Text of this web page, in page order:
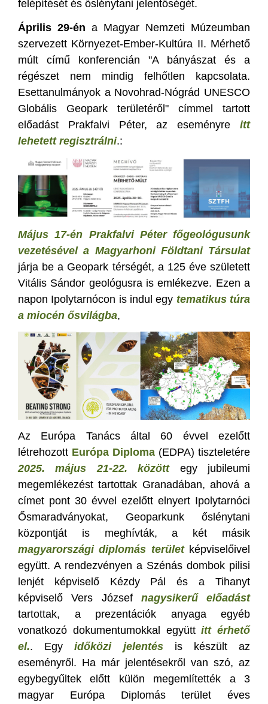
felépítését és őslénytani jelentőségét.
Április 29-én a Magyar Nemzeti Múzeumban
szervezett Környezet-Ember-Kultúra II. Mérhető
múlt című konferencián "A bányászat és a
régészet nem mindig felhőtlen kapcsolata.
Esettanulmányok a Novohrad-Nógrád UNESCO
Globális Geopark területéről" címmel tartott
előadást Prakfalvi Péter, az eseményre itt
lehetett regisztrálni.:
Május 17-én Prakfalvi Péter főgeológusunk
vezetésével a Magyarhoni Földtani Társulat
járja be a Geopark térségét, a 125 éve született
Vitális Sándor geológusra is emlékezve. Ezen a
napon Ipolytarnócon is indul egy tematikus túra
a miocén ősvilágba,
Az Európa Tanács által 60 évvel ezelőtt
létrehozott Európa Diploma (EDPA) tiszteletére
2025. május 21-22. közöttegy jubileumi
megemlékezést tartottak Granadában, ahová a
címet pont 30 évvel ezelőtt elnyert Ipolytarnóci
Ősmaradványokat, Geoparkunk őslénytani
központját is meghívták, a két másik
magyarországi diplomás területképviselőivel
együtt. A rendezvényen a Szénás dombok pilisi
lenjét képviselő Kézdy Pál és a Tihanyt
képviselő Vers József nagysikerű előadást
tartottak, a prezentációk anyaga egyéb
vonatkozó dokumentumokkal együttitt érhető
el.. Egyidőközi jelentésis készült az
eseményről. Ha már jelentésekről van szó, az
egybegyűltek előtt külön megemlítették a 3
magyar Európa Diplomás terület éves